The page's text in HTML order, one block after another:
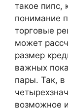
такое пипс,
понимание
торговые
может
размер
важных
пары. Так, в
возможное